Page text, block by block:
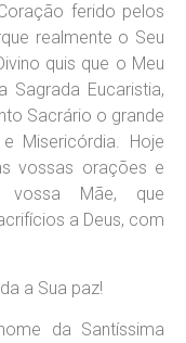
ferido pelos
realmente o Seu
quis que o Meu
Sagrada Eucaristia,
Sacrário o grande
Misericórdia. Hoje
vossas orações e
vossa Mãe, que
a Deus, com
a Sua paz!
da Santíssima